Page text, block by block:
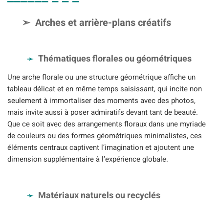
Arches et arrière-plans créatifs
Thématiques florales ou géométriques
Une arche florale ou une structure géométrique affiche un
tableau délicat et en même temps saisissant, qui incite non
seulement à immortaliser des moments avec des photos,
mais invite aussi à poser admiratifs devant tant de beauté.
Que ce soit avec des arrangements floraux dans une myriade
de couleurs ou des formes géométriques minimalistes, ces
éléments centraux captivent l’imagination et ajoutent une
dimension supplémentaire à l’expérience globale.
Matériaux naturels ou recyclés